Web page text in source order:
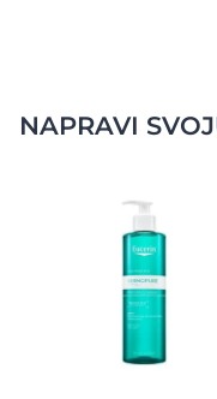
NAPRAVI